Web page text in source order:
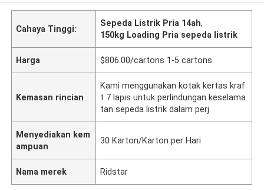
Cahaya Tinggi:
Sepeda Listrik Pria 14ah,
150kg Loading Pria sepeda listrik
Harga $806.00/cartons 1-5 cartons
Kemasan rincian
Kami menggunakan kotak kertas kraf
t 7 lapis untuk perlindungan keselama
tan sepeda listrik dalam perj
Menyediakan kem
ampuan
30 Karton/Karton per Hari
Nama merek Ridstar